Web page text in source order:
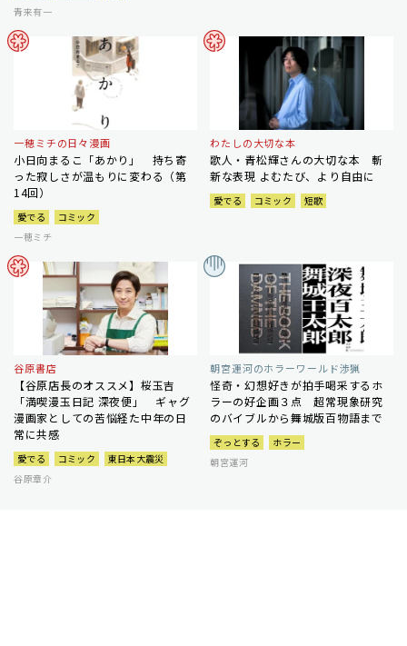
青来有一
一穂ミチの日々漫画
小日向まるこ「あかり」 持ち寄
った寂しさが温もりに変わる（第
14回）
愛でる
コミック
一穂ミチ
わたしの大切な本
歌人・青松輝さんの大切な本 斬
新な表現 よむたび、より自由に
愛でる コミック 短歌
谷原書店
【谷原店長のオススメ】桜玉吉
「満喫漫玉日記 深夜便」 ギャグ
漫画家としての苦悩経た中年の日
常に共感
愛でる コミック
東日本大震災
谷原章介
朝宮運河のホラーワールド渉猟
怪奇・幻想好きが拍手喝采するホ
ラーの好企画３点 超常現象研究
のバイブルから舞城版百物語まで
ぞっとする
ホラー
朝宮運河